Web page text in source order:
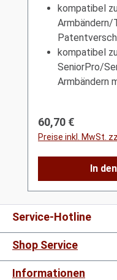
kompatibel
Armbändern/
kompatibel
SeniorPro/
Armbändern
Regulärer Preis:
60,70 €
Preise inkl. MwSt.
In
Service-Hotline
Shop Service
Informationen